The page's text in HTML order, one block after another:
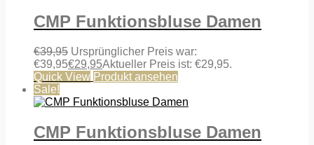
CMP Funktionsbluse Damen
€39,95 Ursprünglicher Preis war:
€39,95€29,95Aktueller Preis ist: €29,95.
Quick View Produkt ansehen
Sale!
CMP Funktionsbluse Damen